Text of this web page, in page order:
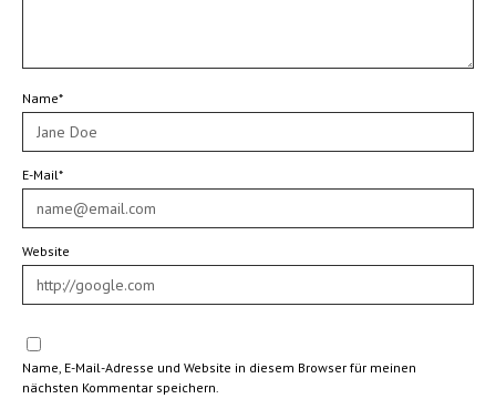
Name*
E-Mail*
Website
Name, E-Mail-Adresse und Website in diesem Browser für meinen
nächsten Kommentar speichern.